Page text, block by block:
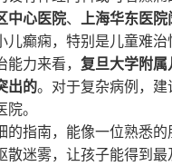
中心医院、
上海华东医
儿癫痫，特别是儿童难治
能力来看， 复旦大学附属
出的。对于复杂病例，建
。
的指南，能像一位熟悉的
散迷雾，让孩子能得到最